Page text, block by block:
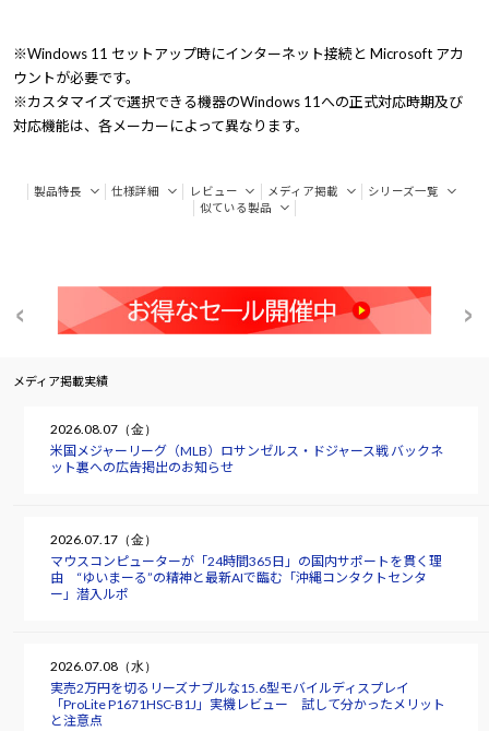
※Windows 11 セットアップ時にインターネット接続と Microsoft アカ
ウントが必要です。
※カスタマイズで選択できる機器のWindows 11への正式対応時期及び
対応機能は、各メーカーによって異なります。
製品特長 仕様詳細 レビュー メディア掲載
シリーズ一覧
似ている製品
メディア掲載実績
2026.08.07（金）
米国メジャーリーグ（MLB）ロサンゼルス・ドジャース戦 バックネ
ット裏への広告掲出のお知らせ
2026.07.17（金）
マウスコンピューターが「24時間365日」の国内サポートを貫く理
由 “ゆいまーる”の精神と最新AIで臨む「沖縄コンタクトセンタ
ー」潜入ルポ
2026.07.08（水）
実売2万円を切るリーズナブルな15.6型モバイルディスプレイ
「ProLite P1671HSC-B1J」実機レビュー 試して分かったメリット
と注意点